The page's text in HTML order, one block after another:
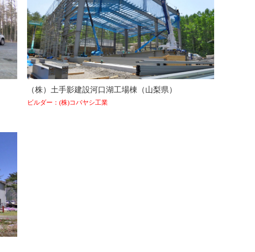
（株）土手影建設河口湖工場棟（山梨県）
ビルダー：(株)コバヤシ工業